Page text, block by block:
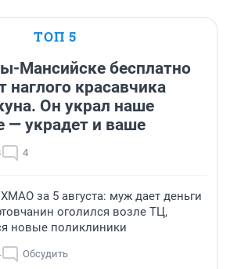
ТОП 5
Мансийске бесплатно
наглого красавчика
Он украл наше
— украдет и ваше
4
за 5 августа: муж дает деньги
оголился возле ТЦ,
новые поликлиники
Обсудить